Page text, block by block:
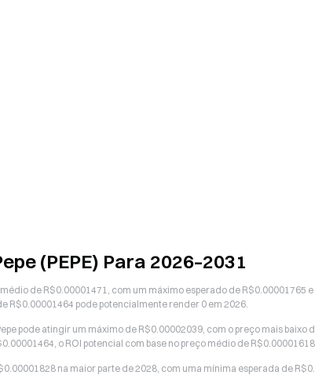
(PEPE) Para 2026–2031
de R$0.00001471, com um máximo esperado de R$0.00001765
R$0.00001464 pode potencialmente render 0 em 2026.
pode atingir um máximo de R$0.00002039, com o preço mais baixo
o ROI potencial com base no preço médio de
na maior parte de 2028, com uma mínima esperada de